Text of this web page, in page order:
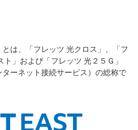
とは、「フレッツ 光クロス」、「フ
ト」および「フレッツ 光２５Ｇ」
ターネット接続サービス）の総称で